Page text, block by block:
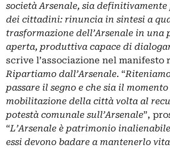
società Arsenale, sia definitivamente
dei cittadini: rinuncia in sintesi a
trasformazione dell’Arsenale in una
aperta, produttiva capace di
scrive l’associazione nel
Ripartiamo dall’Arsenale. “
passare il segno e che sia il
mobilitazione della città volta al
potestà comunale sull’Arsenale”,
“L’Arsenale è patrimonio
essi devono badare a mantenerlo